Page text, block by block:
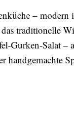
–
traditionelle